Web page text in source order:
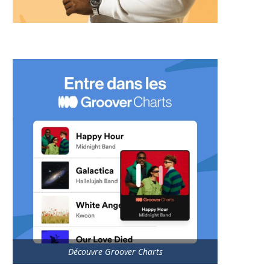
Découvre Groover Charts